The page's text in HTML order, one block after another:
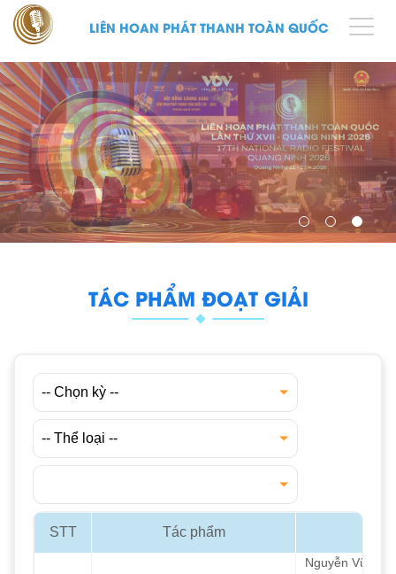
LIÊN HOAN PHÁT THANH TOÀN QUỐC
TÁC PHẨM ĐOẠT GIẢI
STT Tác phẩm
Nguyễn Vũ